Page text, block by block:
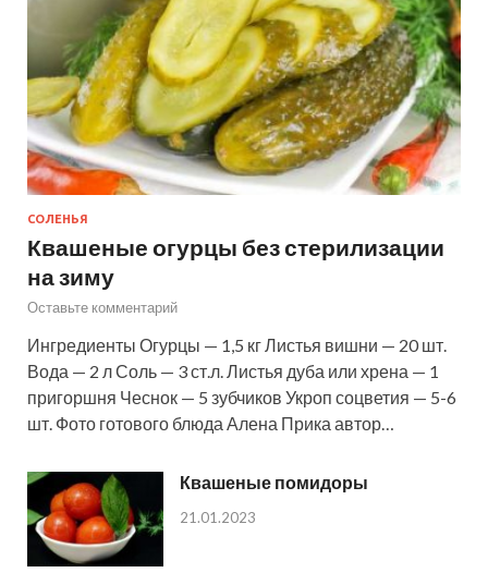
СОЛЕНЬЯ
Квашеные огурцы без стерилизации
на зиму
Оставьте комментарий
Ингредиенты Огурцы — 1,5 кг Листья вишни — 20 шт.
Вода — 2 л Соль — 3 ст.л. Листья дуба или хрена — 1
пригоршня Чеснок — 5 зубчиков Укроп соцветия — 5-6
шт. Фото готового блюда Алена Прика автор…
Квашеные помидоры
21.01.2023